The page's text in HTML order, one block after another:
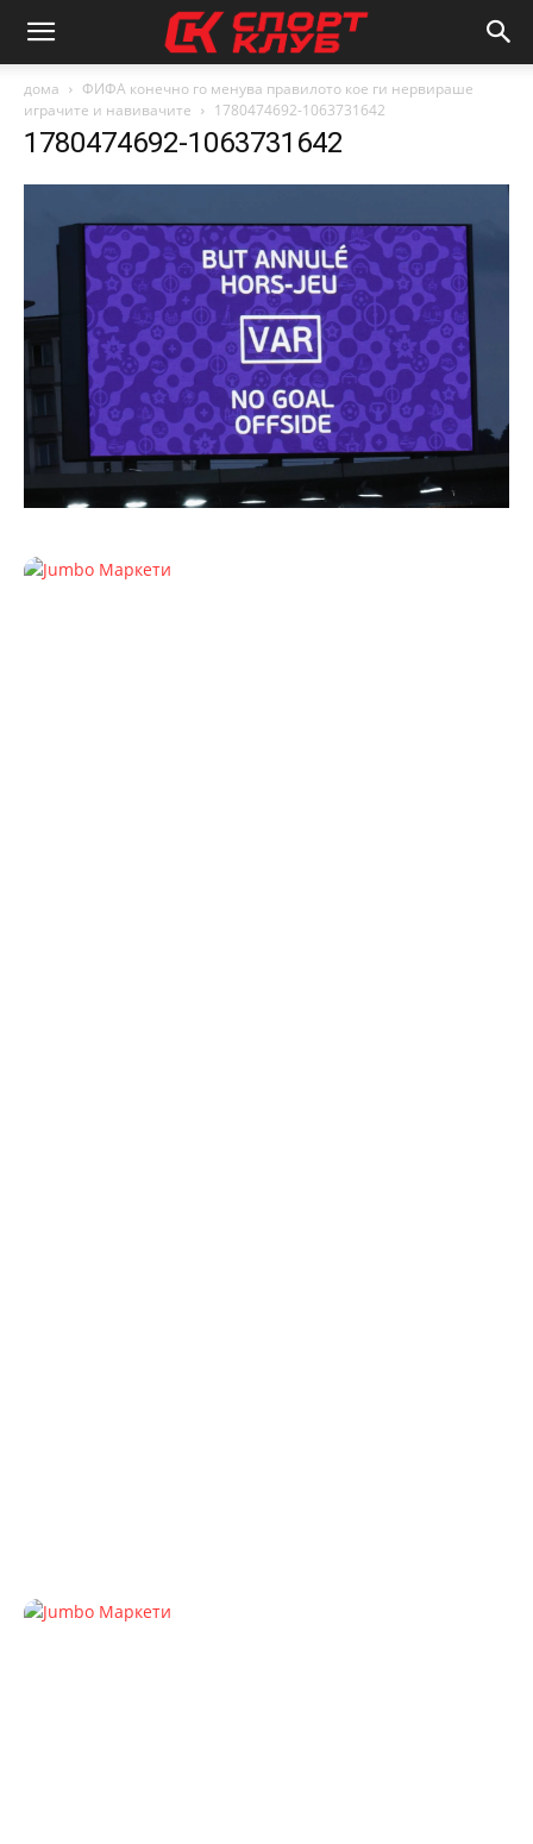
дома
ФИФА конечно го менува правилото кое ги нервираше
играчите и навивачите
1780474692-1063731642
1780474692-1063731642